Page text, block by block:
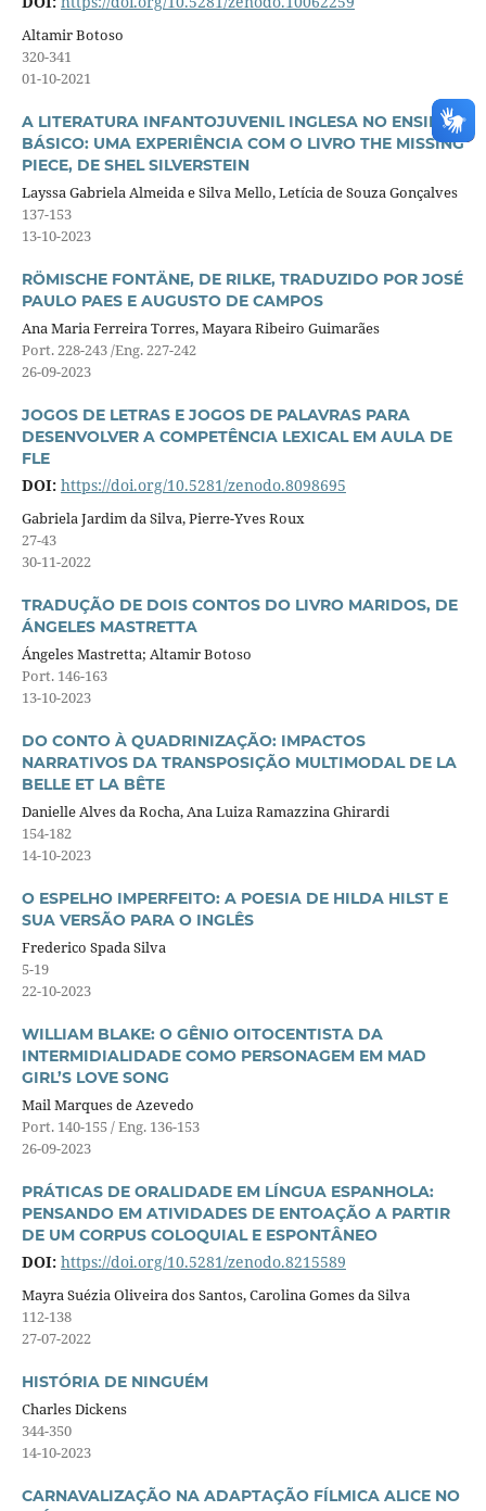
Altamir Botoso
320-341
01-10-2021
A LITERATURA INFANTOJUVENIL INGLESA NO ENSINO
BÁSICO: UMA EXPERIÊNCIA COM O LIVRO THE MISSING
PIECE, DE SHEL SILVERSTEIN
Layssa Gabriela Almeida e Silva Mello, Letícia de Souza Gonçalves
137-153
13-10-2023
RÖMISCHE FONTÄNE, DE RILKE, TRADUZIDO POR JOSÉ
PAULO PAES E AUGUSTO DE CAMPOS
Ana Maria Ferreira Torres, Mayara Ribeiro Guimarães
Port. 228-243 /Eng. 227-242
26-09-2023
JOGOS DE LETRAS E JOGOS DE PALAVRAS PARA
DESENVOLVER A COMPETÊNCIA LEXICAL EM AULA DE
FLE
DOI: https://doi.org/10.5281/zenodo.8098695
Gabriela Jardim da Silva, Pierre-Yves Roux
27-43
30-11-2022
TRADUÇÃO DE DOIS CONTOS DO LIVRO MARIDOS, DE
ÁNGELES MASTRETTA
Ángeles Mastretta; Altamir Botoso
Port. 146-163
13-10-2023
DO CONTO À QUADRINIZAÇÃO: IMPACTOS
NARRATIVOS DA TRANSPOSIÇÃO MULTIMODAL DE LA
BELLE ET LA BÊTE
Danielle Alves da Rocha, Ana Luiza Ramazzina Ghirardi
154-182
14-10-2023
O ESPELHO IMPERFEITO: A POESIA DE HILDA HILST E
SUA VERSÃO PARA O INGLÊS
Frederico Spada Silva
5-19
22-10-2023
WILLIAM BLAKE: O GÊNIO OITOCENTISTA DA
INTERMIDIALIDADE COMO PERSONAGEM EM MAD
GIRL’S LOVE SONG
Mail Marques de Azevedo
Port. 140-155 / Eng. 136-153
26-09-2023
PRÁTICAS DE ORALIDADE EM LÍNGUA ESPANHOLA:
PENSANDO EM ATIVIDADES DE ENTOAÇÃO A PARTIR
DE UM CORPUS COLOQUIAL E ESPONTÂNEO
DOI: https://doi.org/10.5281/zenodo.8215589
Mayra Suézia Oliveira dos Santos, Carolina Gomes da Silva
112-138
27-07-2022
HISTÓRIA DE NINGUÉM
Charles Dickens
344-350
14-10-2023
CARNAVALIZAÇÃO NA ADAPTAÇÃO FÍLMICA ALICE NO